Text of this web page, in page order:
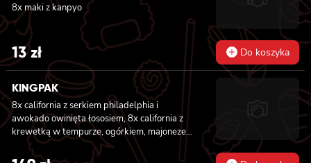
8x maki z kanpyo
13zł Do koszyka
KINGPAK
8x california z serkiem philadelphia i
awokado owinięta łososiem, 8x california z
krewetką w tempurze, ogórkiem, majonezem
lekko pikantnym, sezam i masago owinięta
łososiem, 8x california z łososiem, serkiem